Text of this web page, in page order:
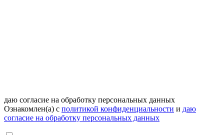
даю согласие на обработку персональных данных
Ознакомлен(а) с политикой конфиденциальности и даю
согласие на обработку персональных данных